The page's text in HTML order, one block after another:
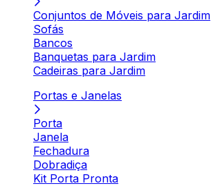
Conjuntos de Móveis para Jardim
Sofás
Bancos
Banquetas para Jardim
Cadeiras para Jardim
Portas e Janelas
Porta
Janela
Fechadura
Dobradiça
Kit Porta Pronta